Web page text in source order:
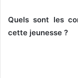
Quels sont les
cette jeunesse ?